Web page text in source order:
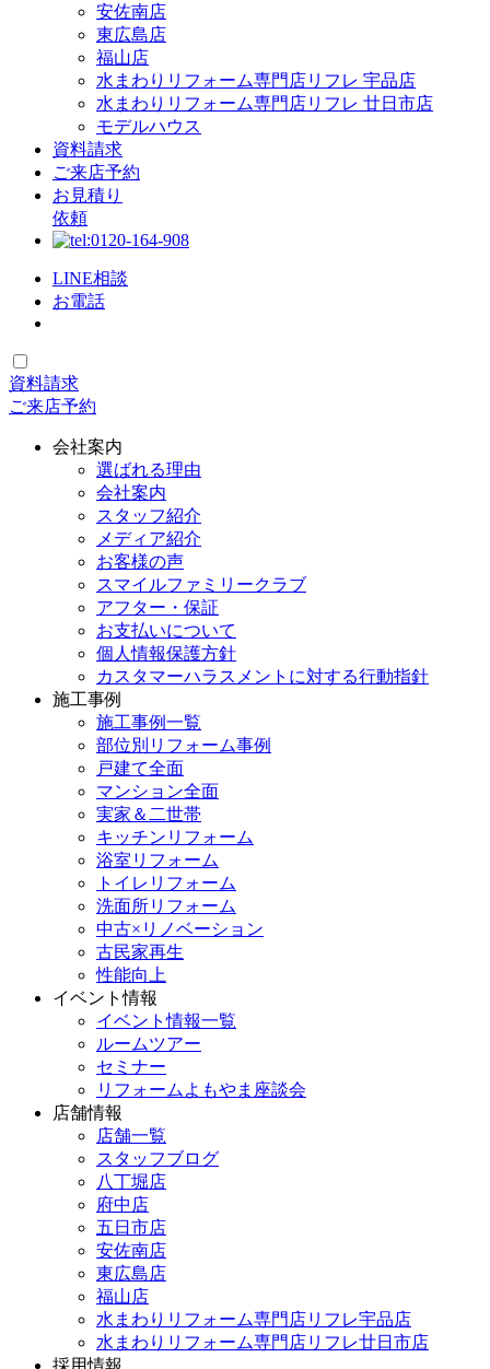
安佐南店
東広島店
福山店
水まわりリフォーム専門店リフレ 宇品店
水まわりリフォーム専門店リフレ 廿日市店
モデルハウス
資料請求
ご来店予約
お見積り
依頼
LINE相談
お電話
資料請求
ご来店予約
会社案内
選ばれる理由
会社案内
スタッフ紹介
メディア紹介
お客様の声
スマイルファミリークラブ
アフター・保証
お支払いについて
個人情報保護方針
カスタマーハラスメントに対する行動指針
施工事例
施工事例一覧
部位別リフォーム事例
戸建て全面
マンション全面
実家＆二世帯
キッチンリフォーム
浴室リフォーム
トイレリフォーム
洗面所リフォーム
中古×リノベーション
古民家再生
性能向上
イベント情報
イベント情報一覧
ルームツアー
セミナー
リフォームよもやま座談会
店舗情報
店舗一覧
スタッフブログ
八丁堀店
府中店
五日市店
安佐南店
東広島店
福山店
水まわりリフォーム専門店リフレ宇品店
水まわりリフォーム専門店リフレ廿日市店
採用情報